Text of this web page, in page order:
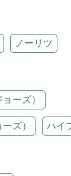
ノーリツ
ーズ）
ズ） ハイ